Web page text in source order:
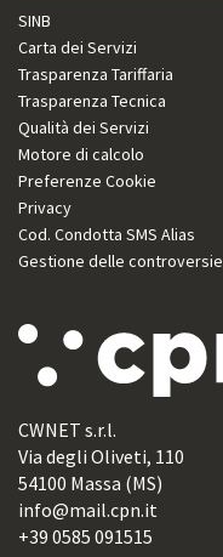
SINB
Carta dei Servizi
Trasparenza Tariffaria
Trasparenza Tecnica
Qualità dei Servizi
Motore di calcolo
Preferenze Cookie
Privacy
Cod. Condotta SMS Alias
Gestione delle controversie
CWNET s.r.l.
Via degli Oliveti, 110
54100 Massa (MS)
info@mail.cpn.it
+39 0585 091515